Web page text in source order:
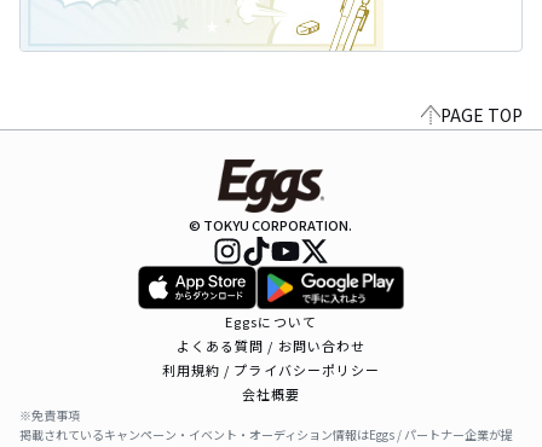
PAGE TOP
© TOKYU CORPORATION.
Eggsについて
よくある質問 / お問い合わせ
利用規約 / プライバシーポリシー
会社概要
※免責事項
掲載されているキャンペーン・イベント・オーディション情報はEggs / パートナー企業が提